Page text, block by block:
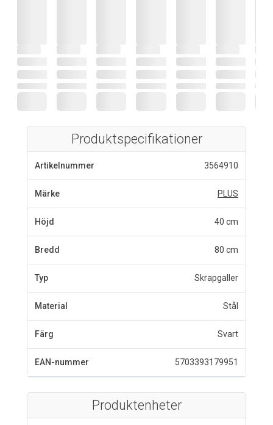
Produktspecifikationer
Artikelnummer 3564910
Märke PLUS
Höjd 40 cm
Bredd 80 cm
Typ Skrapgaller
Material Stål
Färg Svart
EAN-nummer 5703393179951
Produktenheter